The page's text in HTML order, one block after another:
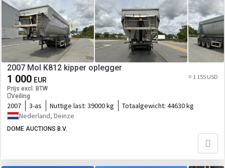
2007 Mol K812 kipper oplegger
1 000 EUR
Prijs excl. BTW
Veiling
≈ 1 155 USD
2007 3-as Nuttige last: 39000 kg Totaalgewicht: 44630 kg
Nederland, Deinze
DOME AUCTIONS B.V.